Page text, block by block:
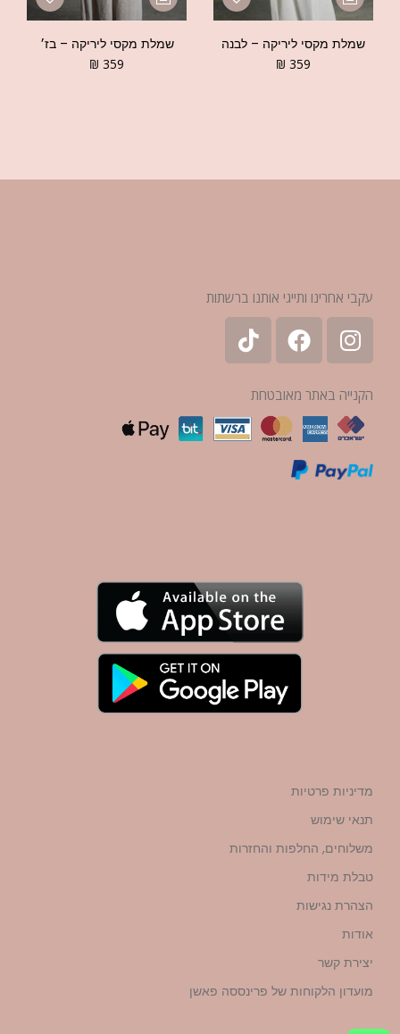
שמלת מקסי ליריקה – לבנה
₪ 359
שמלת מקסי ליריקה – בז׳
₪ 359
עקבי אחרינו ותייגי אותנו ברשתות
הקנייה באתר מאובטחת
מדיניות פרטיות
תנאי שימוש
משלוחים, החלפות והחזרות
טבלת מידות
הצהרת נגישות
אודות
יצירת קשר
מועדון הלקוחות של פרינססה פאשן